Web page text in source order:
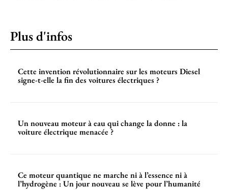
Plus d'infos
Cette invention révolutionnaire sur les moteurs Diesel
signe-t-elle la fin des voitures électriques ?
Un nouveau moteur à eau qui change la donne : la
voiture électrique menacée ?
Ce moteur quantique ne marche ni à l’essence ni à
l’hydrogène : Un jour nouveau se lève pour l’humanité